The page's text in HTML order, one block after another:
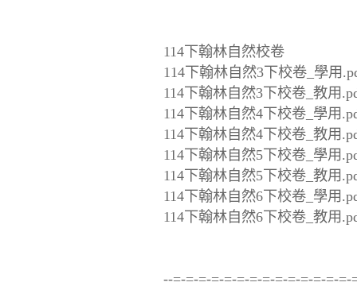
114下翰林自然校卷
114下翰林自然3下校卷_學用
114下翰林自然3下校卷_教用
114下翰林自然4下校卷_學用
114下翰林自然4下校卷_教用
114下翰林自然5下校卷_學用
114下翰林自然5下校卷_教用
114下翰林自然6下校卷_學用
114下翰林自然6下校卷_教用
--=-=-=-=-=-=-=-=-=-=-=-=-=-